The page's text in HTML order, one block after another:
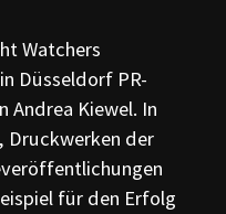
Watchers
Düsseldorf PR-
Andrea Kiewel. In
Druckwerken der
für den Erfolg